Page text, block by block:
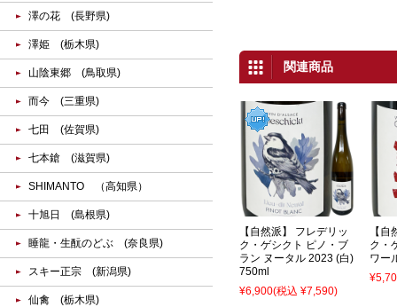
関連商品
【自然派】 フレデリッ
ク・ゲシクト ピノ・ブ
ラン ヌータル 2023 (白)
750ml
¥6,900(税込 ¥7,590)
【
ク・
ワー
澤の花 (長野県)
澤姫 (栃木県)
山陰東郷 (鳥取県)
而今 (三重県)
七田 (佐賀県)
七本鎗 (滋賀県)
SHIMANTO （高知県）
十旭日 (島根県)
睡龍・生酛のどぶ (奈良県)
スキー正宗 (新潟県)
仙禽 (栃木県)